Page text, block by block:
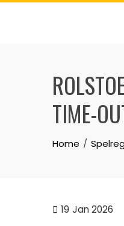
Skip
TIME-
Home
19 Jan 2026